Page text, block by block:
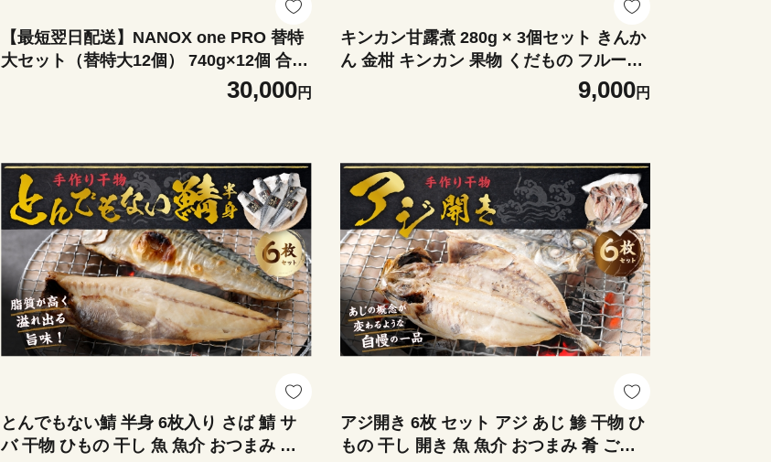
【最短翌日配送】NANOX one PRO 替特
大セット（替特大12個） 740g×12個 合
計：8,880g 洗剤 洗濯用洗剤 洗濯 ナノッ
クス ナノックスワン NANOX NANOXone
30,000円
キンカン甘露煮 280g × 3個セット きんか
ん 金柑 キンカン 果物 くだもの フルーツ
果実 甘露煮 シロップ 甘み 柑橘 プレゼン
9,000円
とんでもない鯖 半身 6枚入り さば 鯖 サ
バ 干物 ひもの 干し 魚 魚介 おつまみ 肴
アジ開き 6枚 セット アジ あじ 鯵 干物 ひ
もの 干し 開き 魚 魚介 おつまみ 肴 ご飯